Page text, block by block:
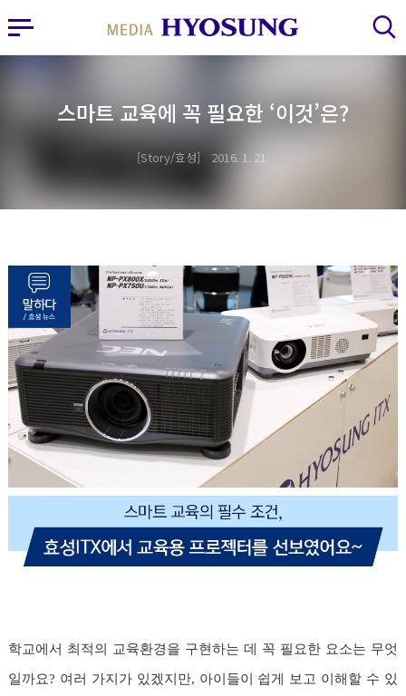
MY FRIEND HYOSUNG
사이드바 열기 검색 레이어 열기
스마트 교육에 꼭 필요한 ‘이것’은?
Story/효성 2016. 1. 21.
학교에서 최적의 교육환경을 구현하는 데 꼭 필요한 요소는 무엇
일까요? 여러 가지가 있겠지만, 아이들이 쉽게 보고 이해할 수 있